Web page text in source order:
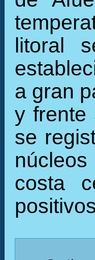
litoral
a gran
y frente
se
costa